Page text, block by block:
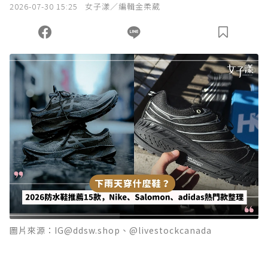
2026-07-30 15:25 女子漾／編輯金柔葳
圖片來源：IG@ddsw.shop、@livestockcanada